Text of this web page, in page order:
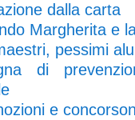
dalla carta
Margherita e
pessimi
di
e